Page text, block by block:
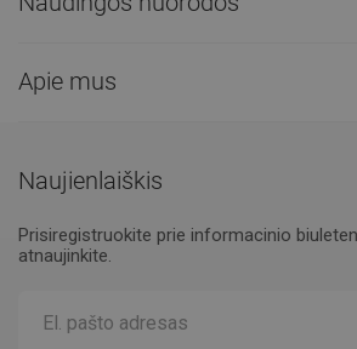
Apie mus
Naujienlaiškis
Prisiregistruokite prie informacinio
atnaujinkite.